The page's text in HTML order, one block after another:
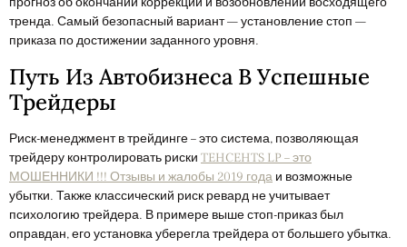
тренда. Самый безопасный вариант — установление стоп —
приказа по достижении заданного уровня.
Путь Из Автобизнеса В Успешные
Трейдеры
Риск-менеджмент в трейдинге – это система, позволяющая
трейдеру контролировать риски TEHCEHTS LP – это
МОШЕННИКИ !!! Отзывы и жалобы 2019 года и возможные
убытки. Также классический риск ревард не учитывает
психологию трейдера. В примере выше стоп-приказ был
оправдан, его установка уберегла трейдера от большего убытка.